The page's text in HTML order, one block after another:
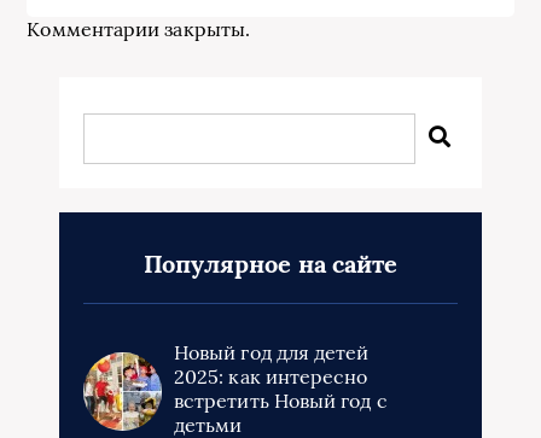
Комментарии закрыты.
Популярное на сайте
Новый год для детей
2025: как интересно
встретить Новый год с
детьми